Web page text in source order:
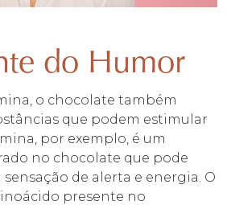
do Humor
o chocolate também
que podem estimular
por exemplo, é um
no chocolate que pode
de alerta e energia. O
presente no